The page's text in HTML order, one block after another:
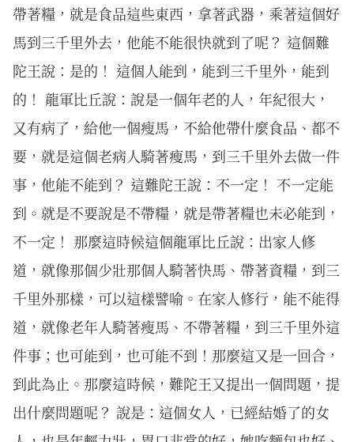
帶著糧，就是食品這些東西，拿著武器，乘著這個好
馬到三千里外去，他能不能很快就到了呢？ 這個難
陀王說：是的！ 這個人能到，能到三千里外，能到
的！ 龍軍比丘說：說是一個年老的人，年紀很大，
又有病了，給他一個瘦馬，不給他帶什麼食品、都不
要，就是這個老病人騎著瘦馬，到三千里外去做一件
事，他能不能到？ 這難陀王說：不一定！ 不一定能
到。就是不要說是不帶糧，就是帶著糧也未必能到，
不一定！ 那麼這時候這個龍軍比丘說：出家人修
道，就像那個少壯那個人騎著快馬、帶著資糧，到三
千里外那樣，可以這樣譬喻。在家人修行，能不能得
道，就像老年人騎著瘦馬、不帶著糧，到三千里外這
件事；也可能到，也可能不到！那麼這又是一回合，
到此為止。那麼這時候，難陀王又提出一個問題，提
出什麼問題呢？ 說是：這個女人，已經結婚了的女